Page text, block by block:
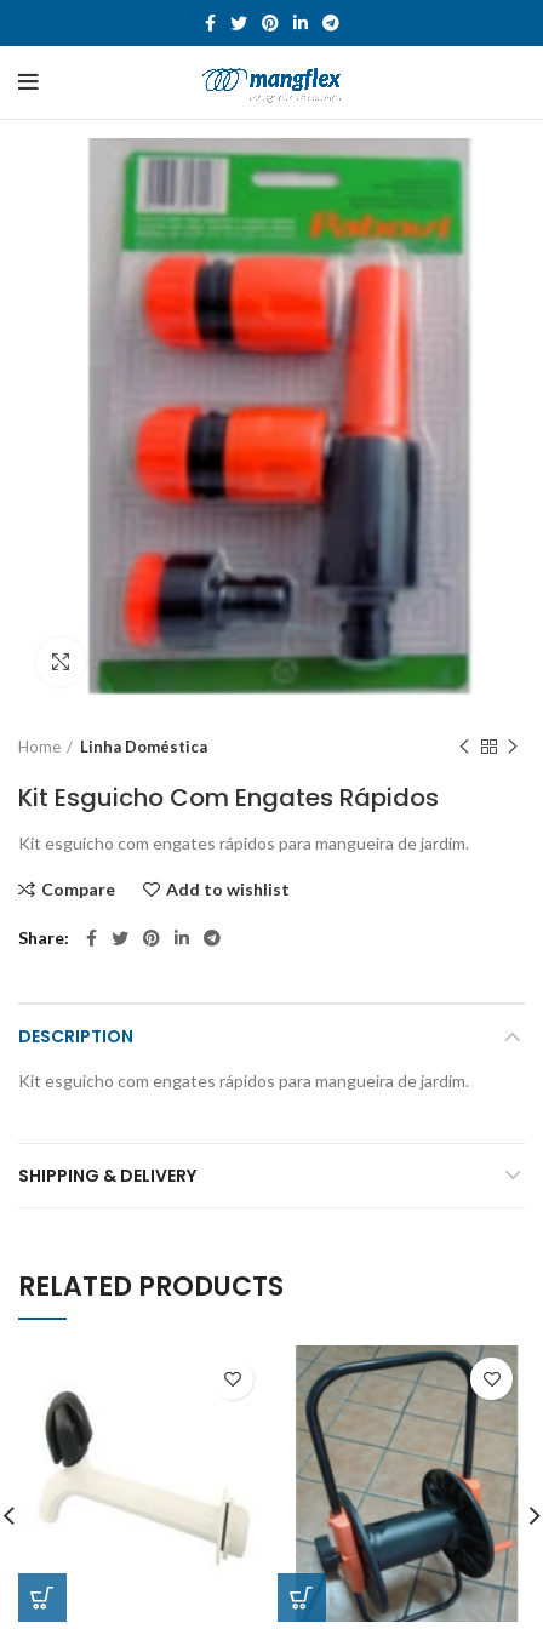
Click to enlarge
Home Linha Doméstica
Kit Esguicho Com Engates Rápidos
Kit esguicho com engates rápidos para mangueira de jardim.
Compare Add to wishlist
Share
DESCRIPTION
Kit esguicho com engates rápidos para mangueira de jardim.
SHIPPING & DELIVERY
RELATED PRODUCTS